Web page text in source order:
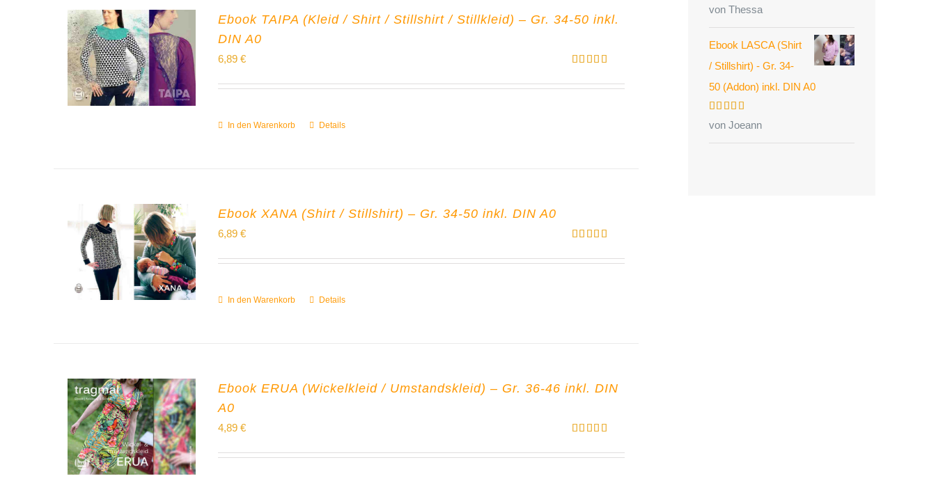
Ebook TAIPA (Kleid / Shirt / Stillshirt / Stillkleid) – Gr. 34-50 inkl.
DIN A0
mit5.00
6,89 €
In den Warenkorb Details
Ebook XANA (Shirt / Stillshirt) – Gr. 34-50 inkl. DIN A0
mit5.00
6,89 €
In den Warenkorb Details
Ebook ERUA (Wickelkleid / Umstandskleid) – Gr. 36-46 inkl. DIN
A0
mit5.00
4,89 €
Bewertet
mit
von 5
von Thessa
Ebook LASCA (Shirt
/ Stillshirt) - Gr. 34-
50 (Addon) inkl. DIN A0
Bewertet
von Joeann